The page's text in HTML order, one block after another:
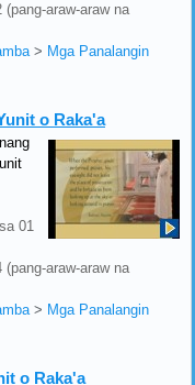
araw-araw na
> Mga Panalangin
o Raka'a
01
araw-araw na
> Mga Panalangin
o Raka'a